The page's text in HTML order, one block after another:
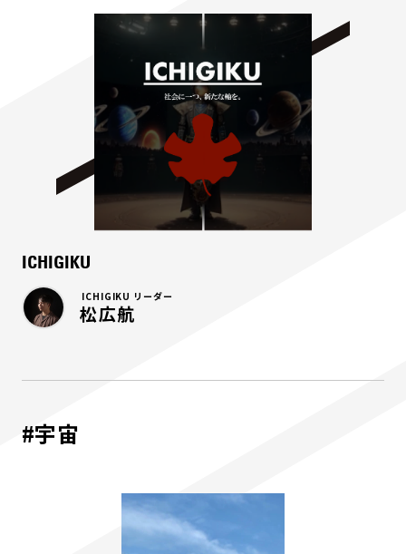
ICHIGIKU
ICHIGIKU リーダー
松広航
#宇宙